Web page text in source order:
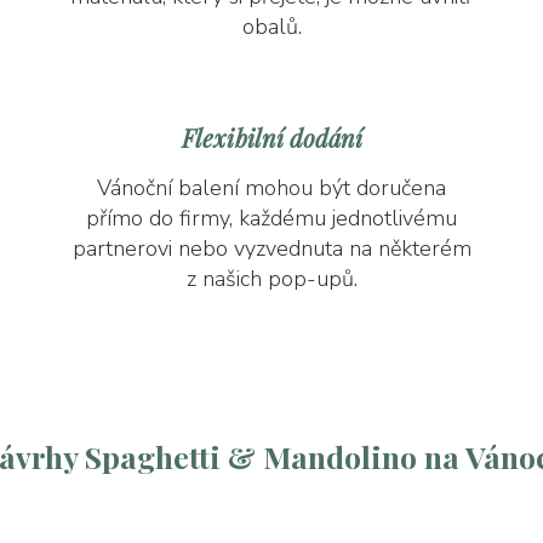
obalů.
Flexibilní dodání
Vánoční balení mohou být doručena
přímo do firmy, každému jednotlivému
partnerovi nebo vyzvednuta na některém
z našich pop-upů.
Spaghetti & Mandolino na